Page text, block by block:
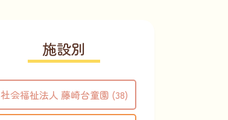
施設別
社会福祉法人 藤崎台童園 (38)